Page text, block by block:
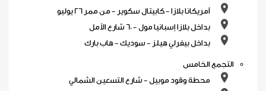
أمريكانا بلازا - كابيتال سكوير - من ممر 26 يوليو
بداخل بلازا إسبانيا مول - 60 شارع الأمل
بداخل بيفرلي هيلز - سوديك - هاب بارك
التجمع الخامس
محطة وقود موبيل - شارع التسعين الشمالي